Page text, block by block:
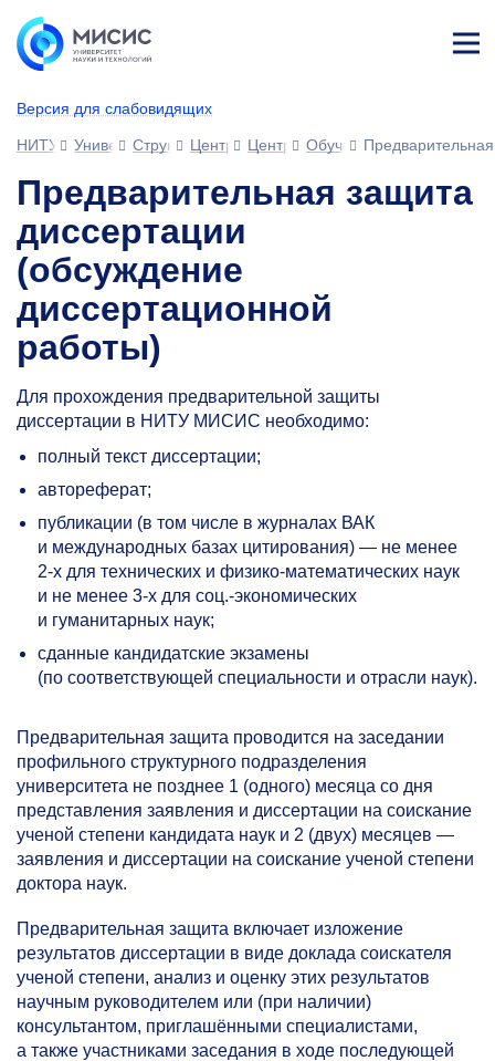
Версия для слабовидящих
ине
НИТУ МИСИСУниверситетСтруктура университета
Центры Центр подготовки кадров
Обучение в аспирантуре
Предварительная защита
диссертации
(обсуждение
диссертационной
работы)
Для прохождения предварительной защиты
диссертации в НИТУ МИСИС необходимо:
полный текст диссертации;
автореферат;
публикации (в том числе в журналах ВАК
и международных базах цитирования) — не менее
2-х для технических и физико-математических наук
и не менее3-х для соц.-экономических
и гуманитарных наук;
сданные кандидатские экзамены
(по соответствующей специальности и отрасли наук).
Предварительная защита проводится на заседании
профильного структурного подразделения
университета не позднее 1 (одного) месяца со дня
представления заявления и диссертации на соискание
ученой степени кандидата наук и 2 (двух) месяцев —
заявления и диссертации на соискание ученой степени
доктора наук.
Предварительная защита включает изложение
результатов диссертации в виде доклада соискателя
ученой степени, анализ и оценку этих результатов
научным руководителем или (при наличии)
консультантом, приглашёнными специалистами,
а также участниками заседания в ходе последующей